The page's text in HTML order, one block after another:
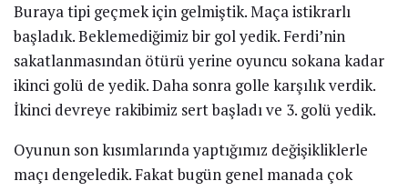
Buraya tipi geçmek için gelmiştik. Maça istikrarlı
başladık. Beklemediğimiz bir gol yedik. Ferdi’nin
sakatlanmasından ötürü yerine oyuncu sokana kadar
ikinci golü de yedik. Daha sonra golle karşılık verdik.
İkinci devreye rakibimiz sert başladı ve 3. golü yedik.
Oyunun son kısımlarında yaptığımız değişikliklerle
maçı dengeledik. Fakat bugün genel manada çok